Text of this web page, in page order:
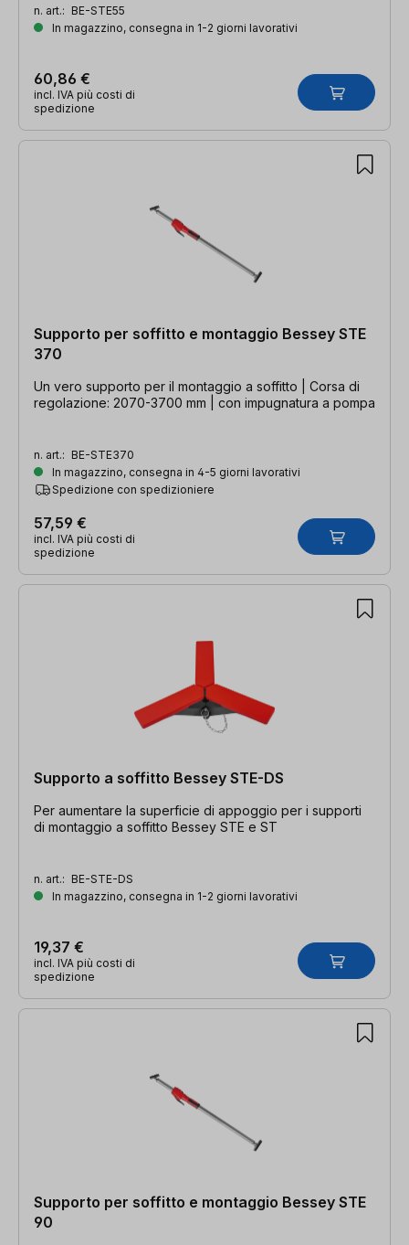
n. art.: BE-STE55
In magazzino, consegna in 1-2 giorni lavorativi
60,86 €
incl. IVA più costi di
spedizione
Supporto per soffitto e montaggio Bessey STE
370
Un vero supporto per il montaggio a soffitto | Corsa di
regolazione: 2070-3700 mm | con impugnatura a pompa
n. art.: BE-STE370
In magazzino, consegna in 4-5 giorni lavorativi
Spedizione con spedizioniere
57,59 €
incl. IVA più costi di
spedizione
Supporto a soffitto Bessey STE-DS
Per aumentare la superficie di appoggio per i supporti
di montaggio a soffitto Bessey STE e ST
n. art.: BE-STE-DS
In magazzino, consegna in 1-2 giorni lavorativi
19,37 €
incl. IVA più costi di
spedizione
Supporto per soffitto e montaggio Bessey STE
90